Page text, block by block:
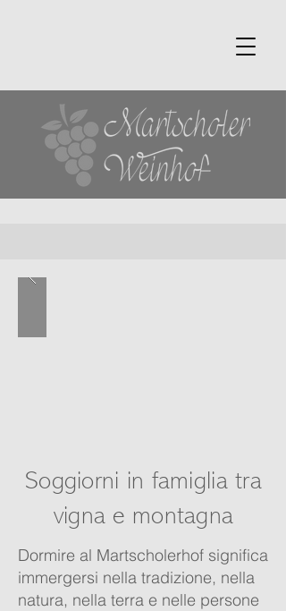
Soggiorni in famiglia tra
vigna e montagna
Dormire al Martscholerhof significa
immergersi nella tradizione, nella
natura, nella terra e nelle persone